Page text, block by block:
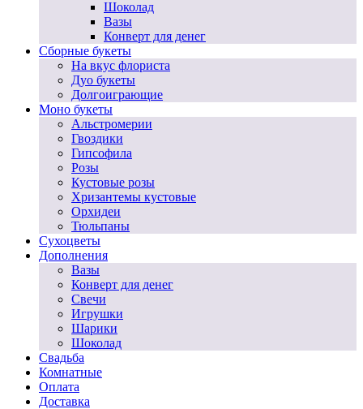
Шоколад
Вазы
Конверт для денег
Сборные букеты
На вкус флориста
Дуо букеты
Долгоиграющие
Моно букеты
Альстромерии
Гвоздики
Гипсофила
Розы
Кустовые розы
Хризантемы кустовые
Орхидеи
Тюльпаны
Сухоцветы
Дополнения
Вазы
Конверт для денег
Свечи
Игрушки
Шарики
Шоколад
Свадьба
Комнатные
Оплата
Доставка